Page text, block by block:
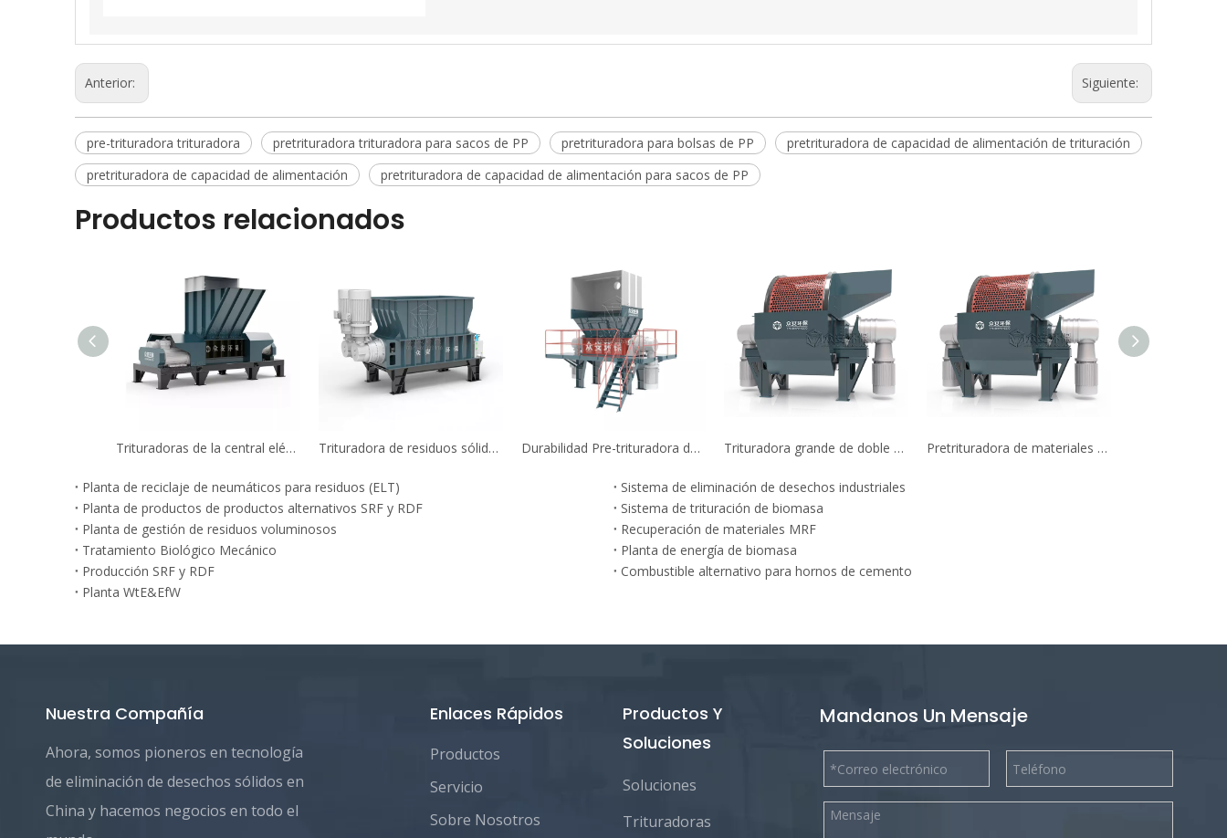
Anterior: Siguiente:
pre-trituradora trituradora pretrituradora trituradora para sacos de PP pretrituradora para bolsas de PP
pretrituradora de capacidad de alimentación de trituración
pretrituradora de capacidad de alimentación
pretrituradora de capacidad de alimentación para sacos de PP
Productos relacionados
Trituradoras de la central eléctrica del biocombustible de la calidad de Alemania con el sistema de control del PLC Trituradora de residuos sólidos municipales de dos ejes para trabajo pesado con sistema de control PLC Durabilidad Pre-trituradora de metal de doble eje Trituradora grande de doble eje a la venta para planta de reciclaje de llantas de desecho Pretrituradora de materiales de desecho de caucho de larga duración
Planta de reciclaje de neumáticos para residuos (ELT)
Sistema de eliminación de desechos industriales
Planta de productos de productos alternativos SRF y RDF
Sistema de trituración de biomasa
Planta de gestión de residuos voluminosos
Recuperación de materiales MRF
Tratamiento Biológico Mecánico
Planta de energía de biomasa
Producción SRF y RDF
Combustible alternativo para hornos de cemento
Planta WtE&EfW
Nuestra Compañía
Ahora, somos pioneros en tecnología
de eliminación de desechos sólidos en
China y hacemos negocios en todo el
Enlaces Rápidos
Productos
Servicio
Sobre Nosotros
Productos Y
Soluciones
Soluciones
Trituradoras
Mandanos Un Mensaje